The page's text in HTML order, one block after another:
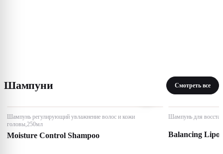
Шампуни Смотреть все
Шампунь регулирующий увлажнение волос и кожи
головы,250мл
Moisture Control Shampoo
Шампунь для
Balancing